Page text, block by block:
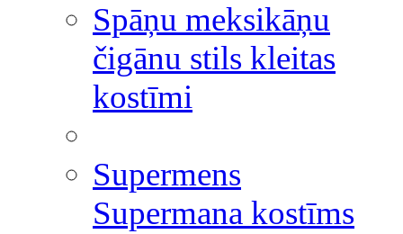
Spāņu meksikāņu
čigānu stils kleitas
kostīmi
Supermens
Supermana kostīms